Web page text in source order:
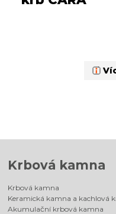
Krbová kamna
Krbová kamna
Keramická kamna a kachlová
Akumulační krbová kamna